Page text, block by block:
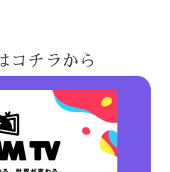
コチラから